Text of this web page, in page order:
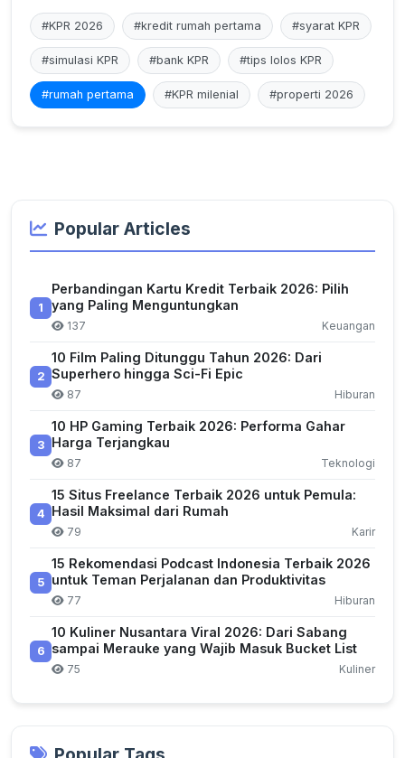
#KPR 2026 #kredit rumah pertama #syarat KPR
#simulasi KPR #bank KPR #tips lolos KPR
#rumah pertama #KPR milenial #properti 2026
Popular Articles
1
Perbandingan Kartu Kredit Terbaik 2026: Pilih
yang Paling Menguntungkan
137 Keuangan
2
10 Film Paling Ditunggu Tahun 2026: Dari
Superhero hingga Sci-Fi Epic
87 Hiburan
3
10 HP Gaming Terbaik 2026: Performa Gahar
Harga Terjangkau
87 Teknologi
4
15 Situs Freelance Terbaik 2026 untuk Pemula:
Hasil Maksimal dari Rumah
79 Karir
5
15 Rekomendasi Podcast Indonesia Terbaik 2026
untuk Teman Perjalanan dan Produktivitas
77 Hiburan
6
10 Kuliner Nusantara Viral 2026: Dari Sabang
sampai Merauke yang Wajib Masuk Bucket List
75 Kuliner